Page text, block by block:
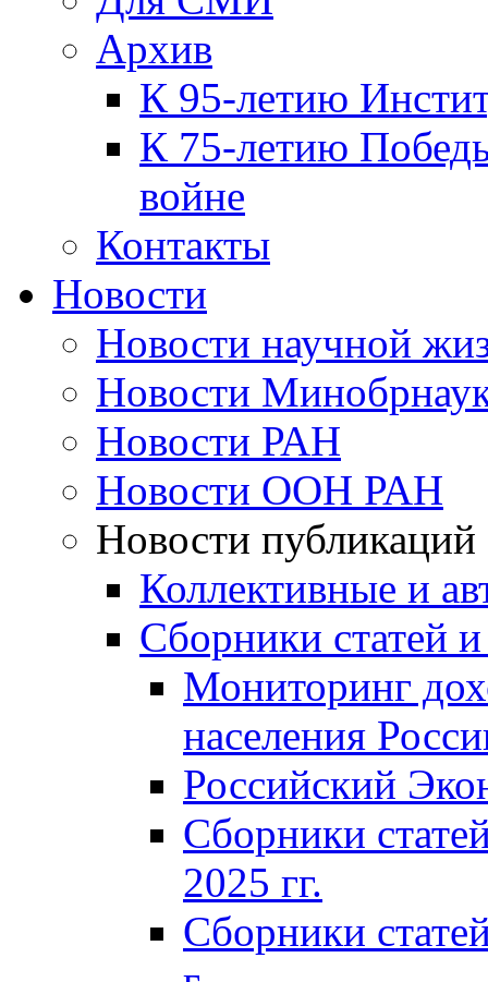
Архив
К 95-летию
К 75-летию
войне
Контакты
Новости
Новости научной
Новости
Новости РАН
Новости ООН РАН
Новости публикаций
Коллективные и
Сборники статей
Мониторинг
населения
Российский
Сборники
2025 гг.
Сборники